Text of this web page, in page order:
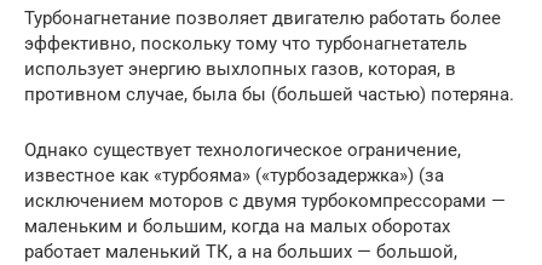
Турбонагнетание позволяет двигателю работать более
эффективно, поскольку тому что турбонагнетатель
использует энергию выхлопных газов, которая, в
противном случае, была бы (большей частью) потеряна.
Однако существует технологическое ограничение,
известное как «турбояма» («турбозадержка») (за
исключением моторов с двумя турбокомпрессорами —
маленьким и большим, когда на малых оборотах
работает маленький ТК, а на больших — большой,